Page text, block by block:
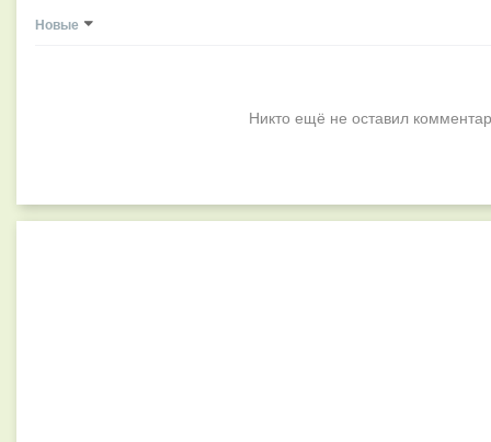
Новые
Никто ещё не оставил